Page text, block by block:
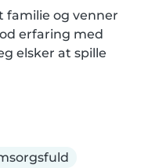
familie og venner
erfaring med
elsker at spille